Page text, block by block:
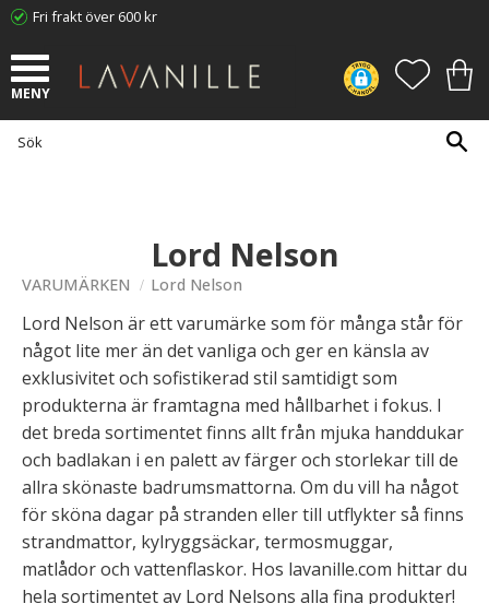
Fri frakt över 600 kr
Lord Nelson
VARUMÄRKEN Lord Nelson
Lord Nelson är ett varumärke som för många står för
något lite mer än det vanliga och ger en känsla av
exklusivitet och sofistikerad stil samtidigt som
produkterna är framtagna med hållbarhet i fokus. I
det breda sortimentet finns allt från mjuka handdukar
och badlakan i en palett av färger och storlekar till de
allra skönaste badrumsmattorna. Om du vill ha något
för sköna dagar på stranden eller till utflykter så finns
strandmattor, kylryggsäckar, termosmuggar,
matlådor och vattenflaskor. Hos lavanille.com hittar du
hela sortimentet av Lord Nelsons alla fina produkter!